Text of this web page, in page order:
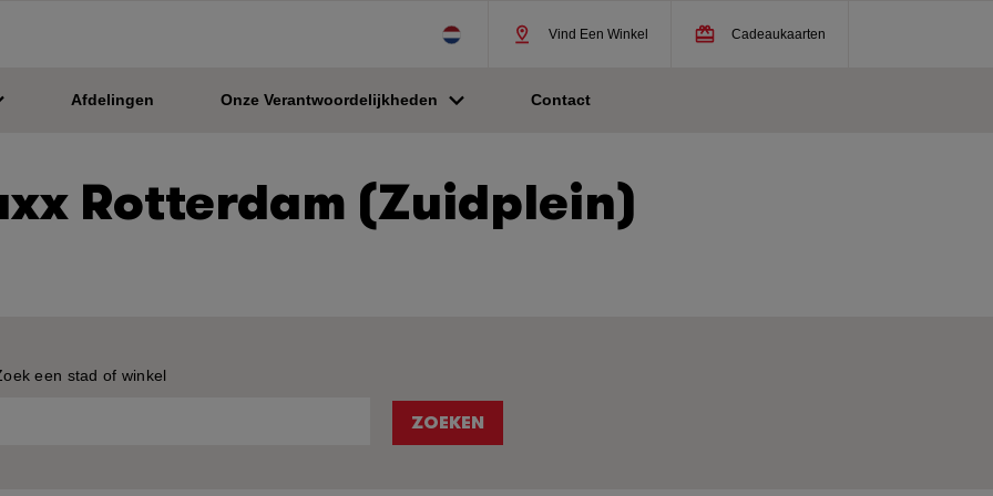
Vind Een Winkel
Image Cadeaukaarten
Image
Afdelingen Onze Verantwoordelijkheden Contact
Rotterdam (Zuidplein)
een stad of winkel